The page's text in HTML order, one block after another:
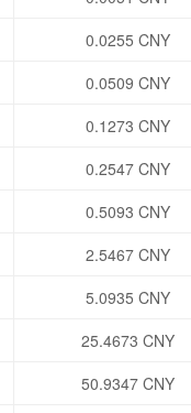
0.0255 CNY
0.0509 CNY
0.1273 CNY
0.2547 CNY
0.5093 CNY
2.5467 CNY
5.0935 CNY
25.4673 CNY
50.9347 CNY